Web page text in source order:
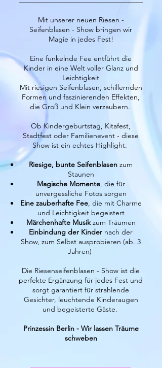
Mit unserer neuen Riesen -
Seifenblasen - Show bringen wir
Magie in jedes Fest!
Eine funkelnde Fee entführt die
Kinder in eine Welt voller Glanz und
Leichtigkeit
Mit riesigen Seifenblasen, schillernden
Formen und faszinierenden Effekten,
die Groß und Klein verzaubern.
Ob Kindergeburtstag, Kitafest,
Stadtfest oder Familienevent - diese
Show ist ein echtes Highlight.
Riesige, bunte Seifenblasen zum
Staunen
Magische Momente, die für
unvergessliche Fotos sorgen
Eine zauberhafte Fee, die mit Charme
und Leichtigkeit begeistert
Märchenhafte Musikzum Träumen
Einbindung der Kinder nach der
Show, zum Selbst ausprobieren (ab. 3
Jahren)
Die Riesenseifenblasen - Show ist die
perfekte Ergänzung für jedes Fest und
sorgt garantiert für strahlende
Gesichter, leuchtende Kinderaugen
und begeisterte Gäste.
Prinzessin Berlin - Wir lassen Träume
schweben